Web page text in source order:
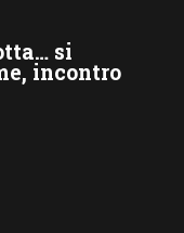
si
incontro